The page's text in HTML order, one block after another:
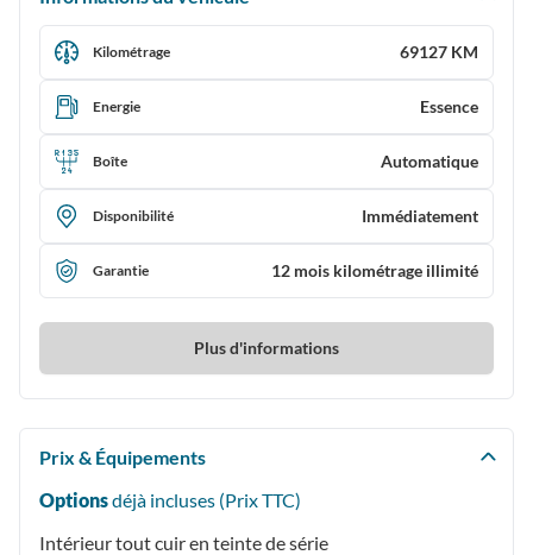
Kilométrage 69127 KM
Energie Essence
Boîte Automatique
Disponibilité Immédiatement
Garantie 12 mois kilométrage illimité
Plus d'informations
Prix & Équipements
Optionsdéjà incluses (PrixTTC)
Intérieur tout cuir en teinte de série